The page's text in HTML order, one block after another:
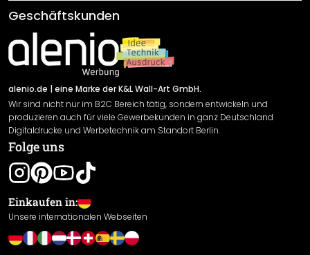
Newsletter An-/Abmeldung
Sendungsverfolgung
AGB
Impressum
Versand & Zahlung
Rücksendung
Widerrufsrecht
Datenschutzerklärung
Gewährleistung
Leistungserklärung / CE-Zeichen
Cookie Einstellungen
Geschäftskunden
alenio.de | eine Marke der K&L Wall-Art GmbH.
Wir sind nicht nur im B2C Bereich tätig, sondern entwickeln und
produzieren auch für viele Gewerbekunden in ganz Deutschland
Digitaldrucke und Werbetechnik am Standort Berlin.
Folge uns
Einkaufen in:
Unsere internationalen Webseiten